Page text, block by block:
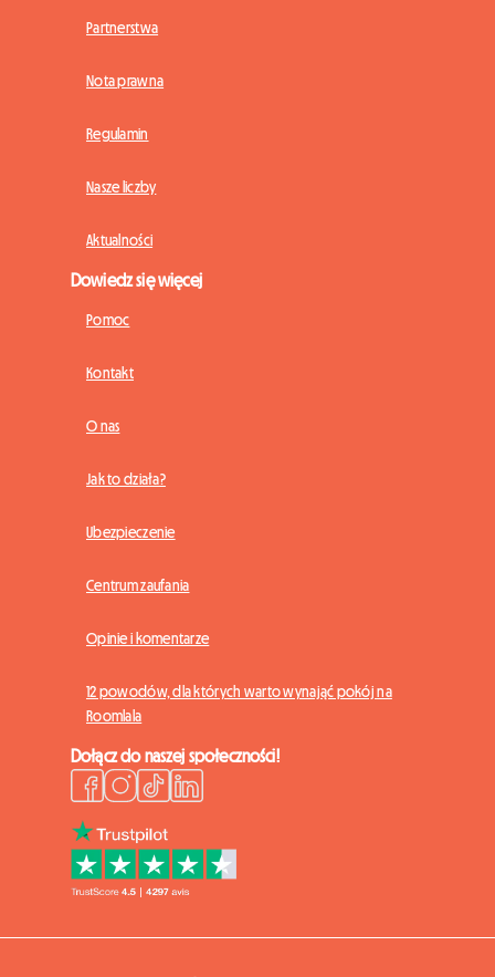
Partnerstwa
Nota prawna
Regulamin
Nasze liczby
Aktualności
Dowiedz się więcej
Pomoc
Kontakt
O nas
Jak to działa?
Ubezpieczenie
Centrum zaufania
Opinie i komentarze
12 powodów, dla których warto wynająć pokój na
Roomlala
Dołącz do naszej społeczności!